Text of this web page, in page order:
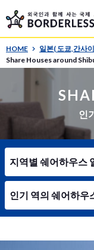
HOME 일본( 도쿄,간사
Share Houses around
인
지역별 쉐어하우스
인기 역의 쉐어하우